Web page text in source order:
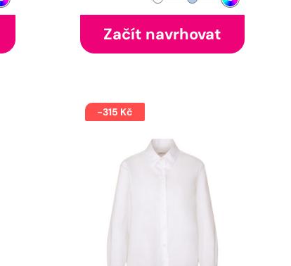
Začít navrhovat
-315 Kč